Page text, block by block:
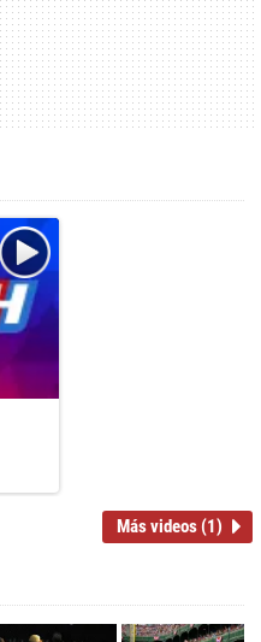
Más videos (1)